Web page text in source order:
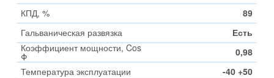
КПД, %
89
Гальваническая развязка
Есть
Коэффициент мощности, Cos
Φ
0,98
Температура эксплуатации
-40 +50